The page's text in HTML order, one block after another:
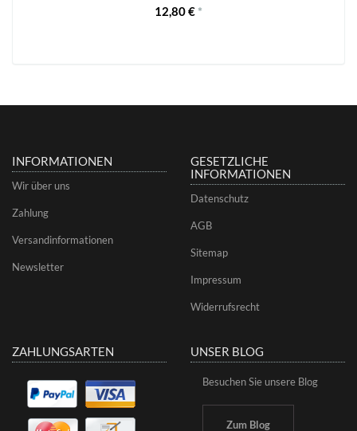
12,80 € *
INFORMATIONEN
Wir über uns
Zahlung
Versandinformationen
Newsletter
GESETZLICHE
INFORMATIONEN
Datenschutz
AGB
Sitemap
Impressum
Widerrufsrecht
ZAHLUNGSARTEN UNSER BLOG
Besuchen Sie unsere Blog
Zum Blog